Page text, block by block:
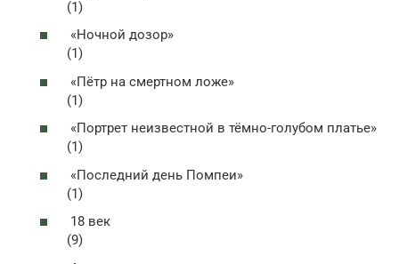
(1)
«Ночной дозор»
(1)
«Пётр на смертном ложе»
(1)
«Портрет неизвестной в тёмно-голубом платье»
(1)
«Последний день Помпеи»
(1)
18 век
(9)